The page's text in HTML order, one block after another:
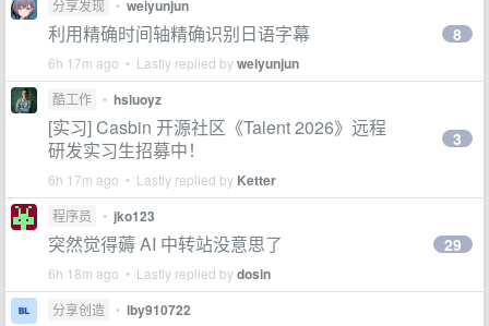
分享发现 • weiyunjun
利用精确时间轴精确识别日语字幕
6h 17m ago • Lastly replied byweiyunjun
8
酷工作 • hsluoyz
[实习] Casbin 开源社区《Talent 2026》远程
研发实习生招募中！
6h 17m ago • Lastly replied by Ketter
3
程序员 • jko123
突然觉得薅 AI 中转站没意思了
6h 18m ago • Lastly replied bydosin
29
分享创造 • lby910722